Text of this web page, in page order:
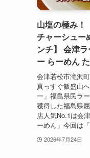
山塩の極み！
チャーシュー
ンチ】 会津
ー らーめん
会津若松市滝沢
真っすぐ飯盛山
一」福島県民ラ
獲得した福島県
店人気No.1は会
ーめん」今回は
2026年7月24日